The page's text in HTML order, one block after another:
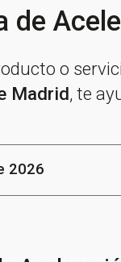
de
o
Madrid, te
2026